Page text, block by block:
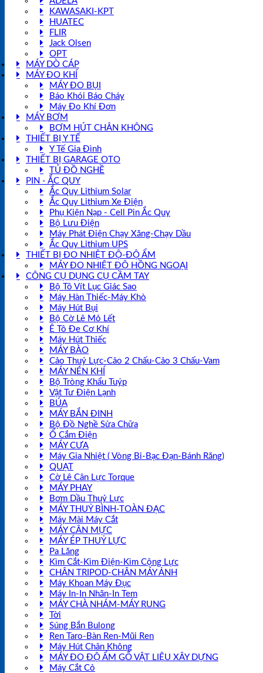
KAWASAKI-KPT
HUATEC
FLIR
Jack Olsen
OPT
MÁY DÒ CÁP
MÁY ĐO KHÍ
MÁY ĐO BỤI
Báo Khói Báo Cháy
Máy Đo Khí Đơn
MÁY BƠM
BƠM HÚT CHÂN KHÔNG
THIẾT BỊ Y TẾ
Y Tế Gia Đình
THIẾT BỊ GARAGE OTO
TỦ ĐỒ NGHỀ
PIN - ẮC QUY
Ắc Quy Lithium Solar
Ắc Quy Lithium Xe Điện
Phụ Kiện Nạp - Cell Pin Ắc Quy
Bộ Lưu Điện
Máy Phát Điện Chạy Xăng-Chạy Dầu
Ắc Quy Lithium UPS
THIẾT BỊ ĐO NHIỆT ĐỘ-ĐỘ ẨM
MÁY ĐO NHIỆT ĐỘ HỒNG NGOẠI
CÔNG CỤ DỤNG CỤ CẦM TAY
Bộ Tô Vít Lục Giác Sao
Máy Hàn Thiếc-Máy Khò
Máy Hút Bụi
Bộ Cờ Lê Mỏ Lết
Ê Tô Đe Cơ Khí
Máy Hút Thiếc
MÁY BÀO
Cảo Thuỷ Lực-Cảo 2 Chấu-Cảo 3 Chấu-Vam
MÁY NÉN KHÍ
Bộ Tròng Khẩu Tuýp
Vật Tư Điện Lạnh
BÚA
MÁY BẮN ĐINH
Bộ Đồ Nghề Sửa Chữa
Ổ Cắm Điện
MÁY CƯA
Máy Gia Nhiệt ( Vòng Bi-Bạc Đạn-Bánh Răng)
QUẠT
Cờ Lê Cân Lực Torque
MÁY PHAY
Bơm Dầu Thuỷ Lực
MÁY THUỶ BÌNH-TOÀN ĐẠC
Máy Mài Máy Cắt
MÁY CÂN MỰC
MÁY ÉP THUỶ LỰC
Pa Lăng
Kìm Cắt-Kìm Điện-Kìm Cộng Lực
CHÂN TRIPOD-CHÂN MÁY ẢNH
Máy Khoan Máy Đục
Máy In-In Nhãn-In Tem
MÁY CHÀ NHÁM-MÁY RUNG
Tời
Súng Bắn Bulong
Ren Taro-Bàn Ren-Mũi Ren
Máy Hút Chân Không
MÁY ĐO ĐỘ ẨM GỖ VẬT LIỆU XÂY DỰNG
Máy Cắt Cỏ